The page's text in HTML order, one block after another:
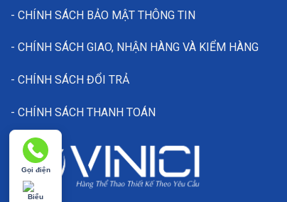
Hệ thống size đầy đủ phù hợp mọi vóc dáng.
Giao hàng nhanh, hỗ trợ đổi trả linh hoạt.
Đừng chần chừ – Trang bị cho đội bóng của
- CHÍNH SÁCH BẢO MẬT THÔNG TIN
- CHÍNH SÁCH GIAO, NHẬN HÀNG VÀ KIỂM HÀNG
- CHÍNH SÁCH ĐỔI TRẢ
- CHÍNH SÁCH THANH TOÁN
Gọi điện